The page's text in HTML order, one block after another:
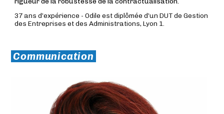
37 ans d’expérience - Odile est diplômée d’un DUT de Gestion
des Entreprises et des Administrations, Lyon 1.
Communication